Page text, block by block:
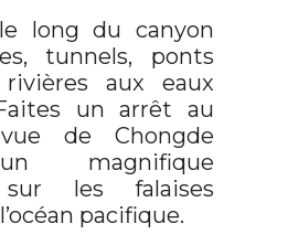
long du canyon
tunnels, ponts
rivières aux eaux
un arrêt au
de Chongde
magnifique
sur les falaises
pacifique.